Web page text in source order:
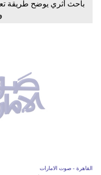
باحث أثري يوضح طريقة
القاهرة - صوت الامارات